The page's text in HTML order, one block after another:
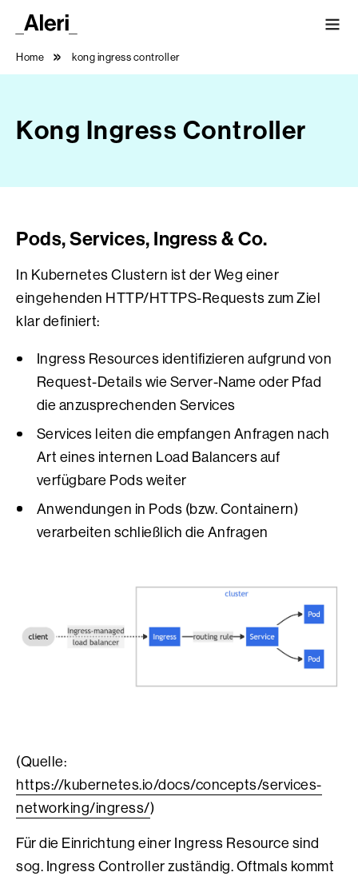
Home kong ingress controller
Kong Ingress Controller
Pods, Services, Ingress & Co.
In Kubernetes Clustern ist der Weg einer
eingehenden HTTP/HTTPS-Requests zum Ziel
klar definiert:
Ingress Resources identifizieren aufgrund von
Request-Details wie Server-Name oder Pfad
die anzusprechenden Services
Services leiten die empfangen Anfragen nach
Art eines internen Load Balancers auf
verfügbare Pods weiter
Anwendungen in Pods (bzw. Containern)
verarbeiten schließlich die Anfragen
(Quelle:
https://kubernetes.io/docs/concepts/services-
networking/ingress/)
Für die Einrichtung einer Ingress Resource sind
sog. Ingress Controller zuständig. Oftmals kommt